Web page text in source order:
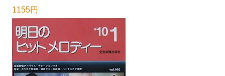
1155円